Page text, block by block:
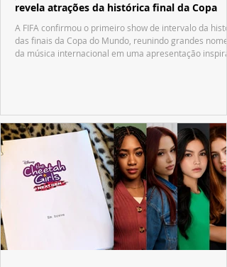
revela atrações da histórica final da Copa
A FIFA confirmou o primeiro show de intervalo da
das finais da Copa do Mundo, reunindo grandes nomes
da música internacional em uma apresentação